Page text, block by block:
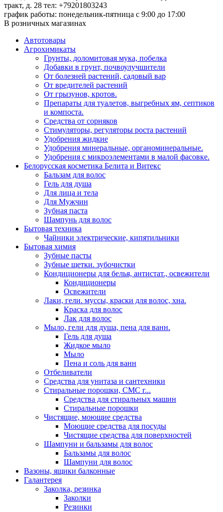
тракт, д. 28 тел: +79201803243
график работы: понедельник-пятница с 9:00 до 17:00
В розничных магазинах
Автотовары
Агрохимикаты
Грунты, доломитовая мука, побелка
Добавки в грунт, почвоулучшители
От болезней растений, садовый вар
От вредителей растений
От грызунов, кротов.
Препараты для туалетов, выгребных ям, септиков
и компоста.
Средства от сорняков
Стимуляторы, регуляторы роста растений
Удобрения жидкие
Удобрения минеральные, органоминеральные.
Удобрения с микроэлементами в малой фасовке.
Белорусская косметика Белита и Витекс
Бальзам для волос
Гель для душа
Для лица и тела
Для Мужчин
Зубная паста
Шампунь для волос
Бытовая техника
Чайники электрические, кипятильники
Бытовая химия
Зубные пасты
Зубные щетки. зубочистки
Кондиционеры для белья, антистат., освежители
Кондиционеры
Освежители
Лаки, гели. муссы, краски для волос, хна.
Краска для волос
Лак для волос
Мыло, гели для душа, пена для ванн.
Гель для душа
Жидкое мыло
Мыло
Пена и соль для ванн
Отбеливатели
Средства для унитаза и сантехники
Стиральные порошки, СМС г...
Средства для стиральных машин
Стиральные порошки
Чистящие, моющие средства
Моющие средства для посуды
Чистящие средства для поверхностей
Шампуни и бальзамы для волос
Бальзамы для волос
Шампуни для волос
Вазоны, ящики балконные
Галантерея
Заколка, резинка
Заколки
Резинки